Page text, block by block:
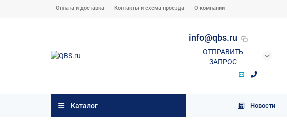
Оплата и доставка Контакты и схема проезда О компании
info@qbs.ru
ОТПРАВИТЬ
ЗАПРОС
Каталог Новости